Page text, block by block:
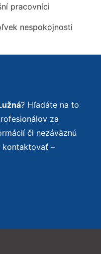
pracovníci
nespokojnosti
? Hľadáte na to
za
či nezáväznú
kontaktovať –